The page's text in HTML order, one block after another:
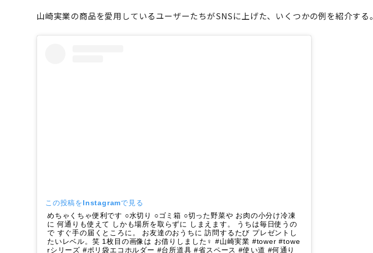
山崎実業の商品を愛用しているユーザーたちがSNSに上げた、いくつかの例を紹介する。
この投稿をInstagramで見る
めちゃくちゃ便利です ○水切り ○ゴミ箱 ○切った野菜や お肉の小分け冷凍
に 何通りも使えて しかも場所を取らずに しまえます。 うちは毎日使うの
で すぐ手の届くところに。 お友達のおうちに 訪問するたび プレゼントし
たいレベル。笑 1枚目の画像は お借りしました‍♀️ #山崎実業 #tower #towe
rシリーズ #ポリ袋エコホルダー #台所道具 #省スペース #使い道 #何通り